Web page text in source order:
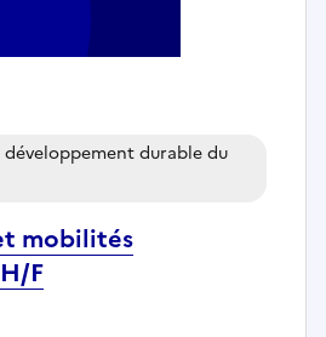
mobilités
F
durable du